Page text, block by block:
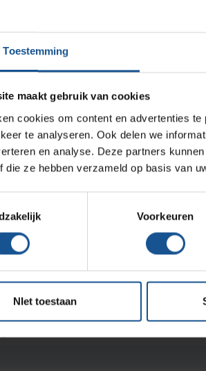
Toestemming
maakt gebruik van cookies
cookies om content en advertenties
te analyseren. Ook delen we
en analyse. Deze partners
die ze hebben verzameld op basis van
Voorkeuren
NIet toestaan
Steun met
Plateausteun
Klik hier voor de
Klik hier voor
omdoos
Laboratoria,